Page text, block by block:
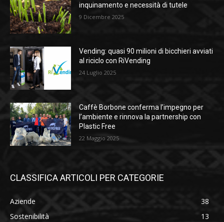
inquinamento e necessità di tutele
9 Dicembre 2025
Vending: quasi 90 milioni di bicchieri avviati
al riciclo con RiVending
24 Luglio 2025
Caffè Borbone conferma l’impegno per
l’ambiente e rinnova la partnership con
Plastic Free
22 Maggio 2025
CLASSIFICA ARTICOLI PER CATEGORIE
Aziende
38
Sostenibilità
13